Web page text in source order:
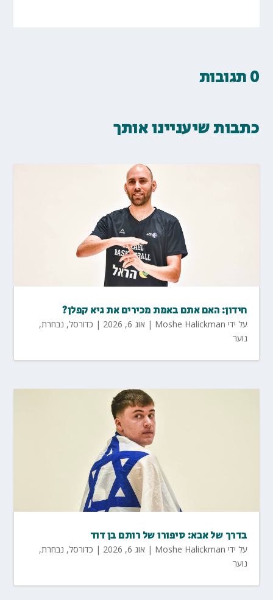
0 תגובות
כתבות שיעניינו אותך
חידון: האם אתם באמת מכירים את גיא קפלן?
על ידי Moshe Halickman
| אוג 6, 2026 | כדורסל, נבחרת,
נוער
בדרך של אבא: סיפורו של רותם בן דוד
על ידי Moshe Halickman
| אוג 6, 2026 | כדורסל, נבחרת,
נוער